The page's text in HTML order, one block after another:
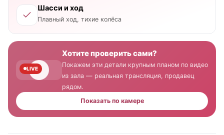
Шасси и ход
Плавный ход, тихие колёса
LIVE
Хотите проверить сами?
Покажем эти детали крупным планом по видео
из зала — реальная трансляция, продавец
рядом.
Показать по камере